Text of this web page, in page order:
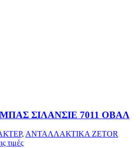
ΣΙΛΑΝΣΙΕ 7011 ΟΒΑΛ
, ΑΝΤΑΛΛΑΚΤΙΚΑ ZETOR
τιμές